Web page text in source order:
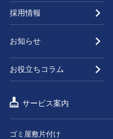
採用情報
お知らせ
お役立ちコラム
サービス案内
ゴミ屋敷片付け